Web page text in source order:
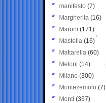
manifesto (7)
Margherita (16)
Maroni (171)
Mastella (16)
Mattarella (60)
Meloni (14)
Milano (300)
Montezemolo (7)
Monti (357)